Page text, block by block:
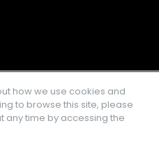
how we use cookies and
to browse this site, please
any time by accessing the